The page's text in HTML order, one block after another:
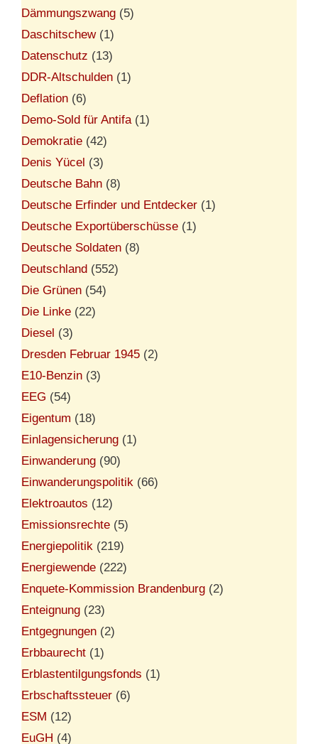
Dämmungszwang (5)
Daschitschew(1)
Datenschutz (13)
DDR-Altschulden (1)
Deflation (6)
Demo-Sold für Antifa(1)
Demokratie (42)
Denis Yücel (3)
Deutsche Bahn (8)
Deutsche Erfinder und Entdecker (1)
Deutsche Exportüberschüsse (1)
Deutsche Soldaten (8)
Deutschland (552)
Die Grünen (54)
Die Linke (22)
Diesel (3)
Dresden Februar 1945 (2)
E10-Benzin (3)
EEG (54)
Eigentum (18)
Einlagensicherung (1)
Einwanderung (90)
Einwanderungspolitik (66)
Elektroautos (12)
Emissionsrechte (5)
Energiepolitik (219)
Energiewende (222)
Enquete-Kommission Brandenburg (2)
Enteignung (23)
Entgegnungen (2)
Erbbaurecht (1)
Erblastentilgungsfonds (1)
Erbschaftssteuer (6)
ESM (12)
EuGH (4)